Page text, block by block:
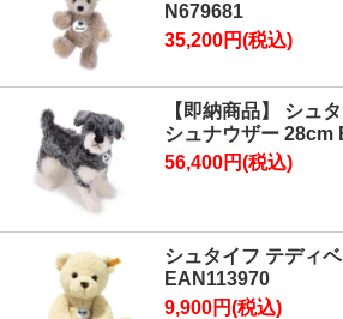
を再開しました。
6月6日：「シュタイフ 赤ちゃんペンギンの
6月6日：「シュタイフ フォックステリアの
始しました。
6月3日：「シュタイフ スヌーピー」の販売
6月3日：「シュタイフ 探偵マウス」の販売
6月3日： 「シュタイフ シュタイフ ハリウ
6月3日：「シュタイフ バットマンからリド
を開始しました。
6月3日：「シュタイフ セントバーナード
N679681
35,200円(税込)
【即納商品】 シュ
シュナウザー 28cm
56,400円(税込)
シュタイフ テディ
EAN113970
9,900円(税込)